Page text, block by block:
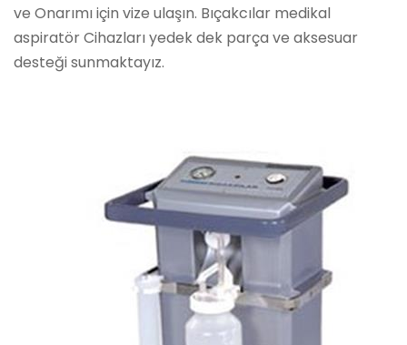
ve Onarımı için vize ulaşın. Bıçakcılar medikal
aspiratör Cihazları yedek dek parça ve aksesuar
desteği sunmaktayız.